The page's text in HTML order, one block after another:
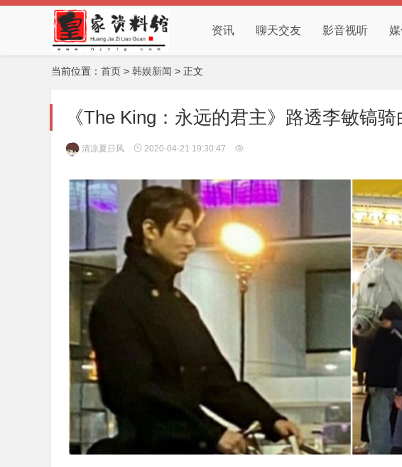
资讯 聊天交友 影音视听
当前位置： 首页 > 韩娱新闻 > 正文
《The King：永远的君主》路透李敏镐
清凉夏日风 2020-04-21 19:30:47